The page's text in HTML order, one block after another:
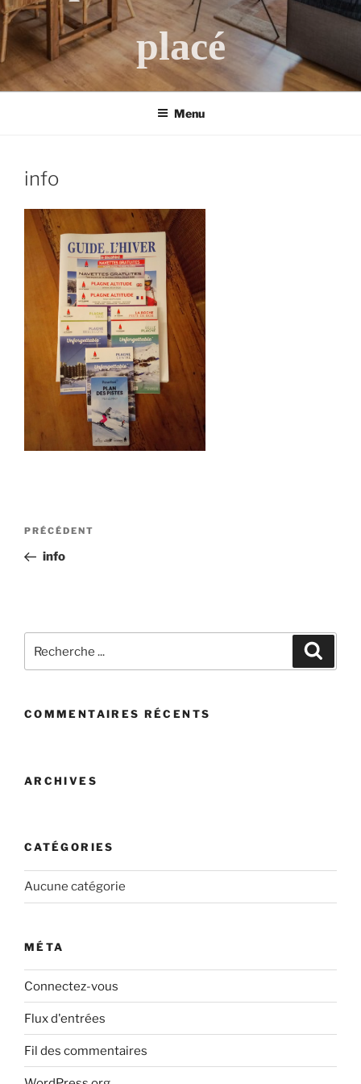
placé
Menu
info
Post
Article
précédent
PRÉCÉDENT
info
COMMENTAIRES RÉCENTS
ARCHIVES
CATÉGORIES
Aucune catégorie
MÉTA
Connectez-vous
Flux d'entrées
Fil des commentaires